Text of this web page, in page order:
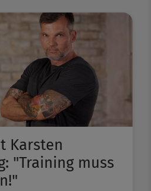
Karsten
"Training muss